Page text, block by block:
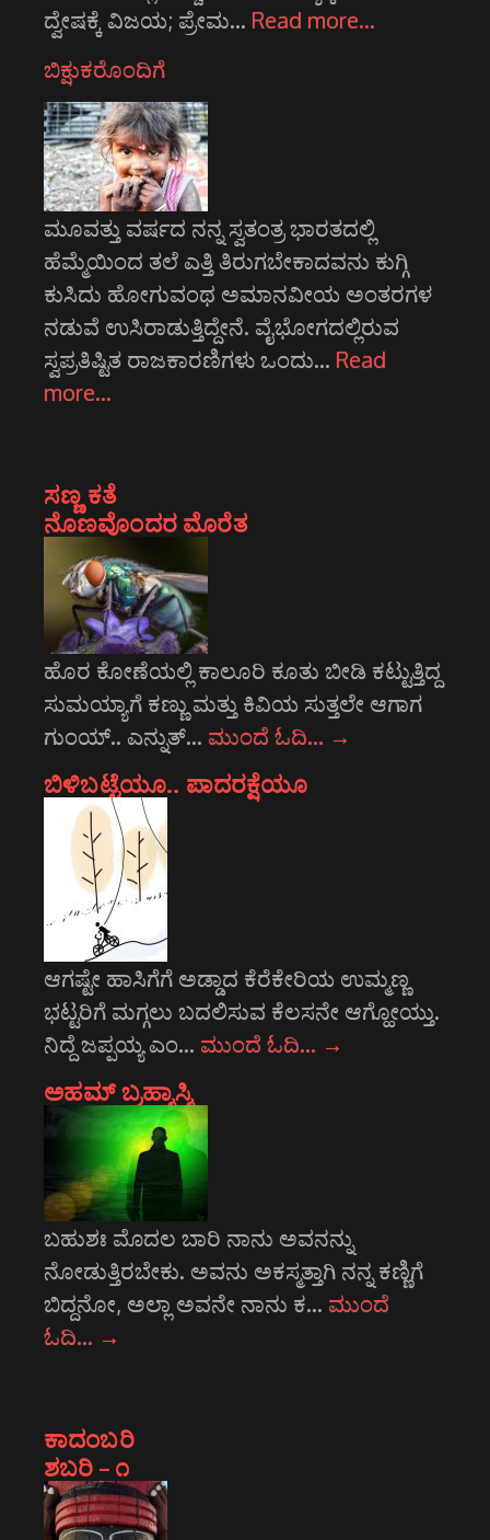
ದ್ವೇಷಕ್ಕೆ ವಿಜಯ; ಪ್ರೇಮ… Read more…
ಬಿಕ್ಷುಕರೊಂದಿಗೆ
ಮೂವತ್ತು ವರ್ಷದ ನನ್ನ ಸ್ವತಂತ್ರ ಭಾರತದಲ್ಲಿ
ಹೆಮ್ಮೆಯಿಂದ ತಲೆ ಎತ್ತಿ ತಿರುಗಬೇಕಾದವನು ಕುಗ್ಗಿ
ಕುಸಿದು ಹೋಗುವಂಥ ಅಮಾನವೀಯ ಅಂತರಗಳ
ನಡುವೆ ಉಸಿರಾಡುತ್ತಿದ್ದೇನೆ. ವೈಭೋಗದಲ್ಲಿರುವ
ಸ್ವಪ್ರತಿಷ್ಟಿತ ರಾಜಕಾರಣಿಗಳು ಒಂದು… Read
more…
ಸಣ್ಣ ಕತೆ
ನೊಣವೊಂದರ ಮೊರೆತ
ಹೊರ ಕೋಣೆಯಲ್ಲಿ ಕಾಲೂರಿ ಕೂತು ಬೀಡಿ ಕಟ್ಟುತ್ತಿದ್ದ
ಸುಮಯ್ಯಾಗೆ ಕಣ್ಣು ಮತ್ತು ಕಿವಿಯ ಸುತ್ತಲೇ ಆಗಾಗ
ಗುಂಯ್.. ಎನ್ನುತ್… ಮುಂದೆ ಓದಿ… →
ಬಿಳಿಬಟ್ಟೆಯೂ.. ಪಾದರಕ್ಷೆಯೂ
ಆಗಷ್ಟೇ ಹಾಸಿಗೆಗೆ ಅಡ್ಡಾದ ಕೆರೆಕೇರಿಯ ಉಮ್ಮಣ್ಣ
ಭಟ್ಟರಿಗೆ ಮಗ್ಗಲು ಬದಲಿಸುವ ಕೆಲಸನೇ ಆಗ್ಹೋಯ್ತು.
ನಿದ್ದೆ ಜಪ್ಪಯ್ಯ ಎಂ… ಮುಂದೆ ಓದಿ… →
ಅಹಮ್ ಬ್ರಹ್ಮಾಸ್ಮಿ
ಬಹುಶಃ ಮೊದಲ ಬಾರಿ ನಾನು ಅವನನ್ನು
ನೋಡುತ್ತಿರಬೇಕು. ಅವನು ಅಕಸ್ಮತ್ತಾಗಿ ನನ್ನ ಕಣ್ಣಿಗೆ
ಬಿದ್ದನೋ, ಅಲ್ಲಾ ಅವನೇ ನಾನು ಕ… ಮುಂದೆ
ಓದಿ… →
ಕಾದಂಬರಿ
ಶಬರಿ – ೧